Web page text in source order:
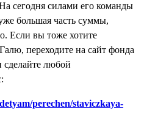
сегодня силами его команды
большая часть суммы,
Если вы тоже хотите
переходите на сайт фонда
любой
perechen/staviczkaya-